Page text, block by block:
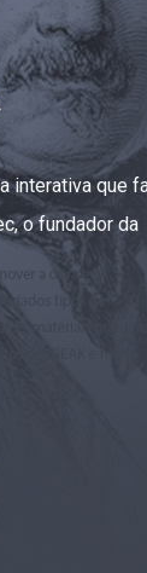
interativa que
o fundador da